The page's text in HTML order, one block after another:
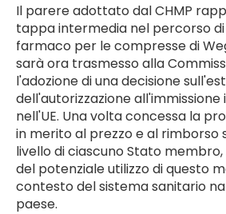
Il parere adottato dal CHMP
tappa intermedia nel percorso
farmaco per le compresse di
sarà ora trasmesso alla
l'adozione di una decisione
dell'autorizzazione
nell'UE. Una volta concessa la
in merito al prezzo e al rimborso
livello di ciascuno Stato
del potenziale utilizzo di questo
contesto del sistema sanitario
paese.